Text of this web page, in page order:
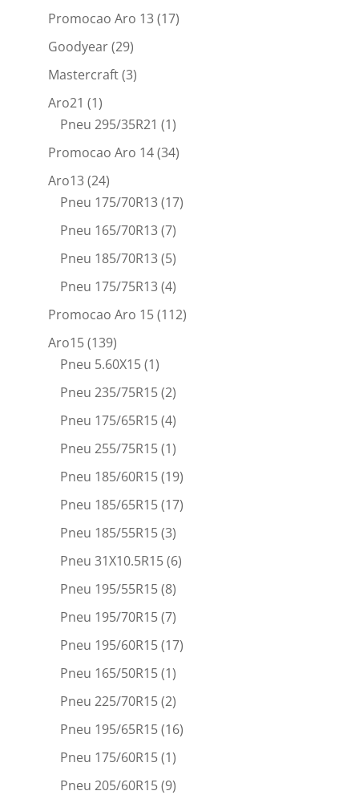
Promocao Aro 13(17)
Goodyear(29)
Mastercraft(3)
Aro21 (1)
Pneu 295/35R21 (1)
Promocao Aro 14(34)
Aro13(24)
Pneu 175/70R13(17)
Pneu 165/70R13(7)
Pneu 185/70R13(5)
Pneu 175/75R13(4)
Promocao Aro 15(112)
Aro15(139)
Pneu 5.60X15(1)
Pneu 235/75R15(2)
Pneu 175/65R15(4)
Pneu 255/75R15(1)
Pneu 185/60R15(19)
Pneu 185/65R15(17)
Pneu 185/55R15(3)
Pneu 31X10.5R15(6)
Pneu 195/55R15(8)
Pneu 195/70R15(7)
Pneu 195/60R15(17)
Pneu 165/50R15(1)
Pneu 225/70R15(2)
Pneu 195/65R15(16)
Pneu 175/60R15(1)
Pneu 205/60R15(9)